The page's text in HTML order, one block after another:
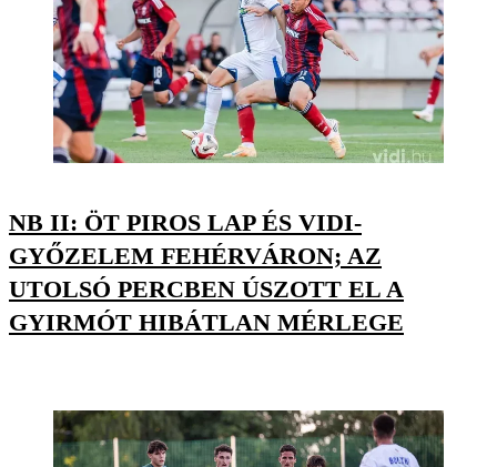
NB II: ÖT PIROS LAP ÉS VIDI-
GYŐZELEM FEHÉRVÁRON; AZ
UTOLSÓ PERCBEN ÚSZOTT EL A
GYIRMÓT HIBÁTLAN MÉRLEGE